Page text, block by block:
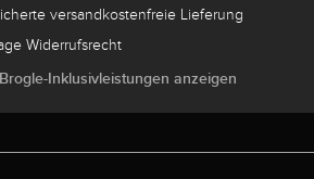
versandkostenfreie Lieferung
Widerrufsrecht
Inklusivleistungen anzeigen